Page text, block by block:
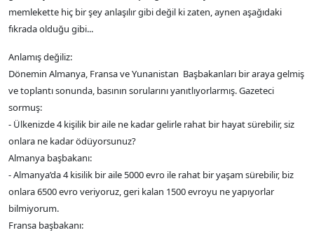
memlekette hiç bir şey anlaşılır gibi değil ki zaten, aynen aşağıdaki
fıkrada olduğu gibi...
Anlamış değiliz:
Dönemin Almanya, Fransa ve Yunanistan Başbakanları bir araya gelmiş
ve toplantı sonunda, basının sorularını yanıtlıyorlarmış. Gazeteci
sormuş:
- Ülkenizde 4 kişilik bir aile ne kadar gelirle rahat bir hayat sürebilir, siz
onlara ne kadar ödüyorsunuz?
Almanya başbakanı:
- Almanya’da 4 kisilik bir aile 5000 evro ile rahat bir yaşam sürebilir, biz
onlara 6500 evro veriyoruz, geri kalan 1500 evroyu ne yapıyorlar
bilmiyorum.
Fransa başbakanı: